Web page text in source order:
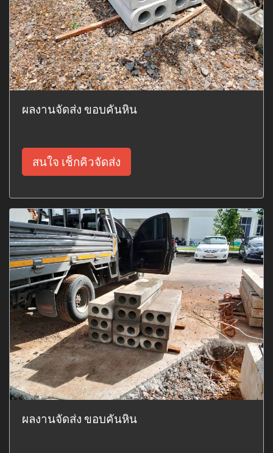
ผลงานจัดส่ง ขอบคันหิน
สนใจ เช็กคิวจัดส่ง
ผลงานจัดส่ง ขอบคันหิน